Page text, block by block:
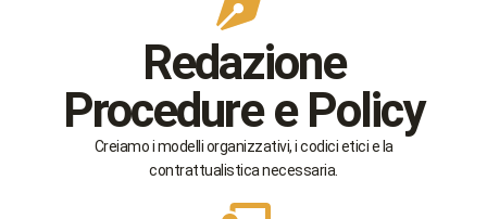
Redazione
Procedure e Policy
Creiamo i modelli organizzativi, i codici etici e la
contrattualistica necessaria.